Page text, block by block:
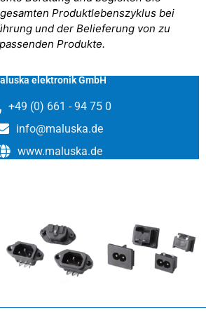
Produktlebenszyklus bei
und der Belieferung von zu
Produkte.
elektronik GmbH
+49 (0) 661 - 94 75 0
info@maluska.de
www.maluska.de